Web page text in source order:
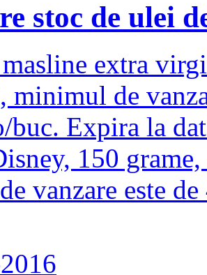
stoc de ulei
extra
minimul de
buc. Expira la
150
vanzare este